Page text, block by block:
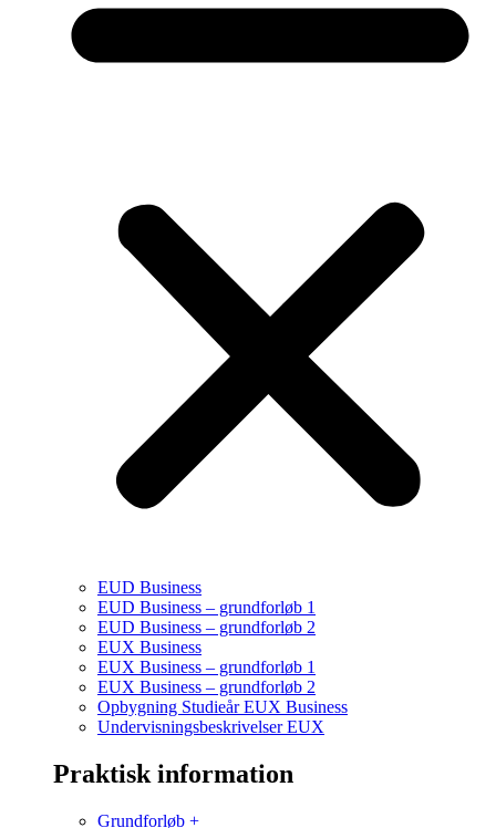
EUD Business
EUD Business – grundforløb 1
EUD Business – grundforløb 2
EUX Business
EUX Business – grundforløb 1
EUX Business – grundforløb 2
Opbygning Studieår EUX Business
Undervisningsbeskrivelser EUX
Praktisk information
Grundforløb +